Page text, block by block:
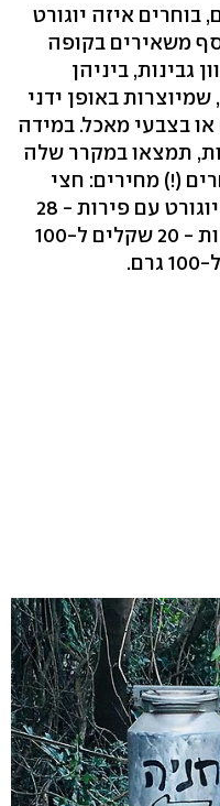
איזה יוגורט
משאירים בקופה
גבינות, ביניהן
באופן ידני
בצבעי מאכל. במידה
תמצאו במקרר שלה
(!) מחירים: חצי
ליטר יוגורט טבעי - 22 שקלים, יוגורט עם פירות - 28
שקלים לחצי ליטר, גבינות בשלות - 20 שקלים ל-100